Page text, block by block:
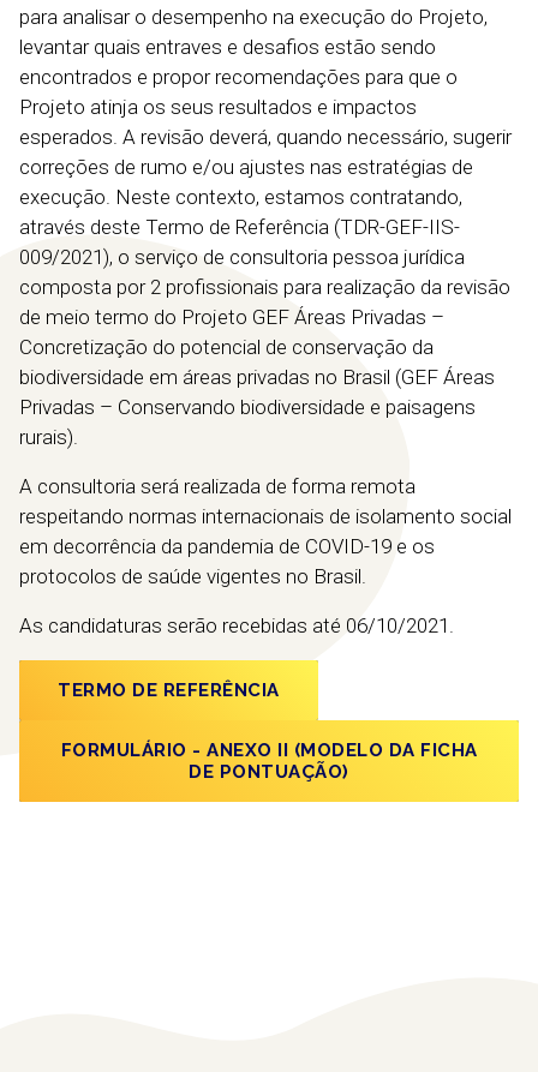
para analisar o desempenho na execução do Projeto,
levantar quais entraves e desafios estão sendo
encontrados e propor recomendações para que o
Projeto atinja os seus resultados e impactos
esperados. A revisão deverá, quando necessário, sugerir
correções de rumo e/ou ajustes nas estratégias de
execução. Neste contexto, estamos contratando,
através deste Termo de Referência (TDR-GEF-IIS-
009/2021), o serviço de consultoria pessoa jurídica
composta por 2 profissionais para realização da revisão
de meio termo do Projeto GEF Áreas Privadas –
Concretização do potencial de conservação da
biodiversidade em áreas privadas no Brasil (GEF Áreas
Privadas – Conservando biodiversidade e paisagens
rurais).
A consultoria será realizada de forma remota
respeitando normas internacionais de isolamento social
em decorrência da pandemia de COVID-19 e os
protocolos de saúde vigentes no Brasil.
As candidaturas serão recebidas até 06/10/2021.
TERMO DE REFERÊNCIA
FORMULÁRIO - ANEXO II (MODELO DA FICHA
DE PONTUAÇÃO)